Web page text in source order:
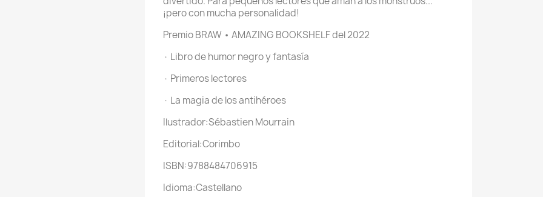
¡pero con mucha personalidad!
Premio BRAW • AMAZING BOOKSHELF del 2022
· Libro de humor negro y fantasía
· Primeros lectores
· La magia de los antihéroes
Ilustrador:Sébastien Mourrain
Editorial:Corimbo
ISBN:9788484706915
Idioma:Castellano